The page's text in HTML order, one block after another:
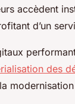
accèdent
d’un
des